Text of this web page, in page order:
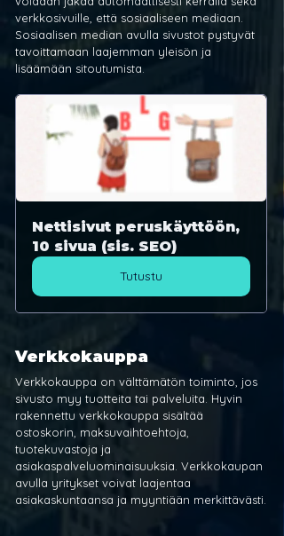
verkkosivuille, että sosiaaliseen mediaan.
Sosiaalisen median avulla sivustot pystyvät
tavoittamaan laajemman yleisön ja
lisäämään sitoutumista.
Nettisivut peruskäyttöön,
10 sivua (sis. SEO)
Tutustu
Verkkokauppa
Verkkokauppa on välttämätön toiminto, jos
sivusto myy tuotteita tai palveluita. Hyvin
rakennettu verkkokauppa sisältää
ostoskorin, maksuvaihtoehtoja,
tuotekuvastoja ja
asiakaspalveluominaisuuksia. Verkkokaupan
avulla yritykset voivat laajentaa
asiakaskuntaansa ja myyntiään merkittävästi.